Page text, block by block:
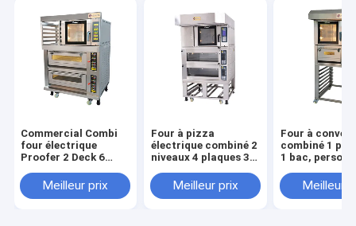
Commercial Combi
four électrique
Proofer 2 Deck 6
Meilleur prix
Four à pizza
électrique combiné 2
niveaux 4 plaques 3
Meilleur prix
Four à
combiné 1
1 bac,
Meilleur